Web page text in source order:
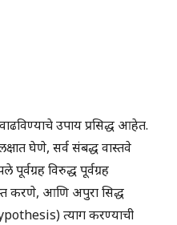
उपाय प्रसिद्ध आहेत.
घेणे, सर्व संबद्ध वास्तवे
विरुद्ध पूर्वग्रह
करणे, आणि अपुरा सिद्ध
त्याग करण्याची